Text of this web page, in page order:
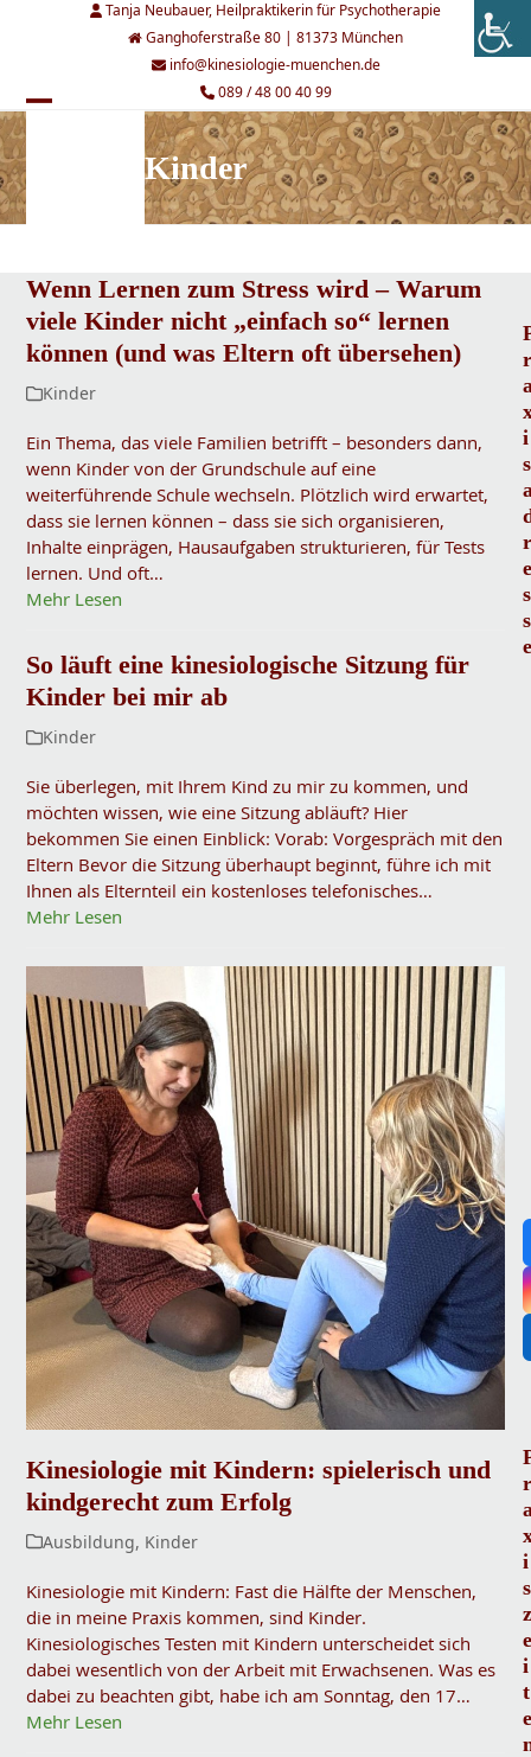
Tanja Neubauer, Heilpraktikerin für Psychotherapie
Ganghoferstraße 80 | 81373 München
info@kinesiologie-muenchen.de
089 / 48 00 40 99
Open
mobile
menu
Close
mobile
menu
Kinder
Wenn Lernen zum Stress wird – Warum
viele Kinder nicht „einfach so“ lernen
können (und was Eltern oft übersehen)
Kinder
Ein Thema, das viele Familien betrifft – besonders dann,
wenn Kinder von der Grundschule auf eine
weiterführende Schule wechseln. Plötzlich wird erwartet,
dass sie lernen können – dass sie sich organisieren,
Inhalte einprägen, Hausaufgaben strukturieren, für Tests
lernen. Und oft…
Mehr Lesen
So läuft eine kinesiologische Sitzung für
Kinder bei mir ab
Kinder
Sie überlegen, mit Ihrem Kind zu mir zu kommen, und
möchten wissen, wie eine Sitzung abläuft? Hier
bekommen Sie einen Einblick: Vorab: Vorgespräch mit den
Eltern Bevor die Sitzung überhaupt beginnt, führe ich mit
Ihnen als Elternteil ein kostenloses telefonisches…
Mehr Lesen
Kinesiologie mit Kindern: spielerisch und
kindgerecht zum Erfolg
Ausbildung, Kinder
Kinesiologie mit Kindern: Fast die Hälfte der Menschen,
die in meine Praxis kommen, sind Kinder.
Kinesiologisches Testen mit Kindern unterscheidet sich
dabei wesentlich von der Arbeit mit Erwachsenen. Was es
dabei zu beachten gibt, habe ich am Sonntag, den 17…
Mehr Lesen
r
i
s
r
e
s
s
e
r
i
s
z
e
i
t
e